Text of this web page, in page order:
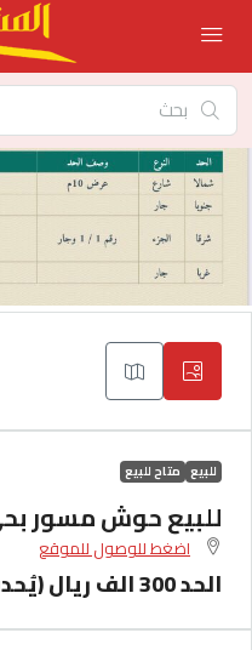
للبيع متاح للبيع
للبيع حوش مسور
اضغط للوصول للموقع
الحد 300 الف ريال (يُحدث يوميا )